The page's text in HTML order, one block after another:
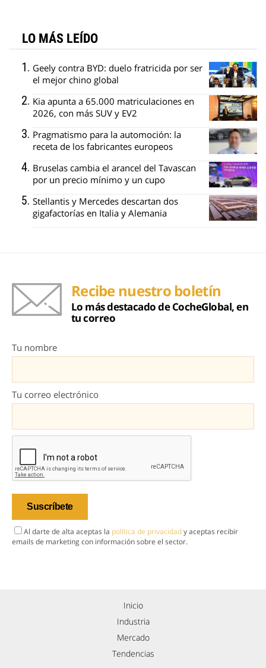
LO MÁS LEÍDO
Geely contra BYD: duelo fratricida por ser
el mejor chino global
Kia apunta a 65.000 matriculaciones en
2026, con más SUV y EV2
Pragmatismo para la automoción: la
receta de los fabricantes europeos
Bruselas cambia el arancel del Tavascan
por un precio mínimo y un cupo
Stellantis y Mercedes descartan dos
gigafactorías en Italia y Alemania
Recibe nuestro boletín
Lo más destacado de CocheGlobal, en
tu correo
Tu nombre
Tu correo electrónico
Al darte de alta aceptas la política de privacidady aceptas recibir
emails de marketing con información sobre el sector.
Inicio
Industria
Mercado
Tendencias